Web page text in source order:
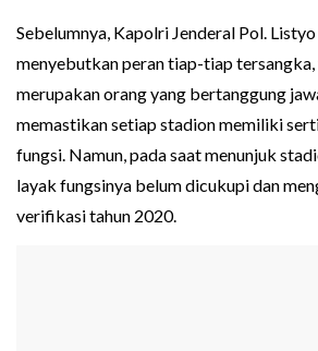
Sebelumnya, Kapolri Jenderal Pol.
menyebutkan peran tiap-tiap
merupakan orang yang bertanggung
memastikan setiap stadion memiliki
fungsi. Namun, pada saat menunjuk
layak fungsinya belum dicukupi dan
verifikasi tahun 2020.